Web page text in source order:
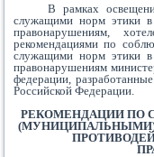
В рамках
служащими норм этики
правонарушениям,
рекомендациями по
служащими норм этики
правонарушениям
федерации,
Российской Федерации.
РЕКОМЕНДАЦИИ ПО